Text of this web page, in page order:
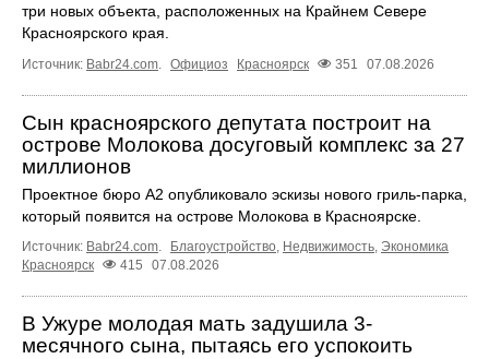
три новых объекта, расположенных на Крайнем Севере
Красноярского края.
Источник: Babr24.com. Официоз Красноярск 351 07.08.2026
Сын красноярского депутата построит на
острове Молокова досуговый комплекс за 27
миллионов
Проектное бюро А2 опубликовало эскизы нового гриль-парка,
который появится на острове Молокова в Красноярске.
Источник: Babr24.com. Благоустройство, Недвижимость, Экономика
Красноярск
415 07.08.2026
В Ужуре молодая мать задушила 3-
месячного сына, пытаясь его успокоить